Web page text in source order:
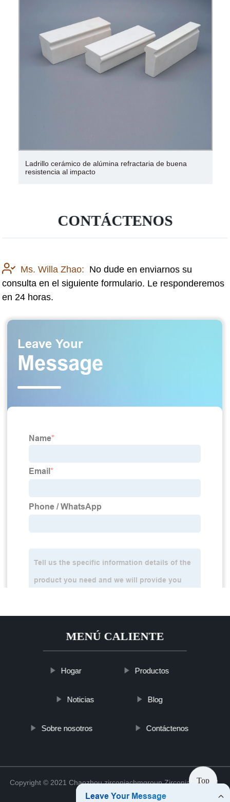
Ladrillo cerámico de alúmina refractaria de buena
resistencia al impacto
CONTÁCTENOS
Ms. Willa Zhao: No dude en enviarnos su
consulta en el siguiente formulario. Le responderemos
en 24 horas.
MENÚ CALIENTE
Hogar Productos
Noticias Blog
Sobre nosotros Contáctenos
Copyright © 2021 Chaozhou zirconiachmgroup Zirconia Co., Ltd.
Sitemap
Top